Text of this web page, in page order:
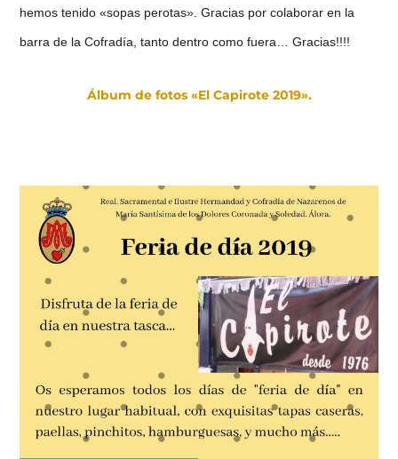
hemos tenido «sopas perotas». Gracias por colaborar en la
barra de la Cofradía, tanto dentro como fuera… Gracias!!!!
Álbum de fotos «El Capirote 2019».